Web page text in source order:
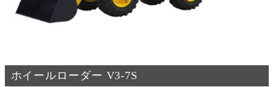
ホイールローダー LK120Z-6